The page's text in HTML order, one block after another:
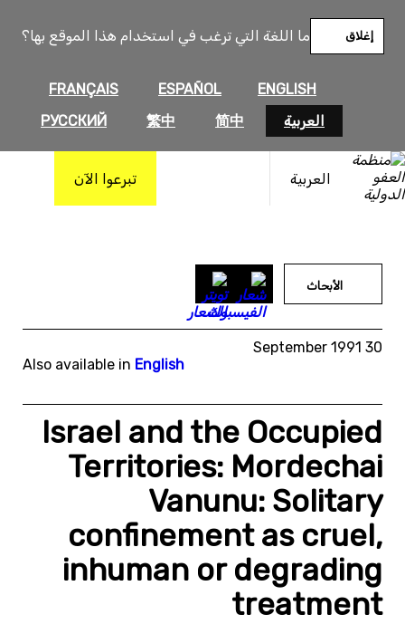
ما اللغة التي ترغب في استخدام هذا الموقع بها؟
ENGLISH
ESPAÑOL
FRANÇAIS
العربية
简中
繁中
РУССКИЙ
إغلاق
العربية تبرعوا الآن
المحتوى
الأبحاث
30 September 1991
Also available in English
Israel and the Occupied
Territories: Mordechai
Vanunu: Solitary
confinement as cruel,
inhuman or degrading
treatment